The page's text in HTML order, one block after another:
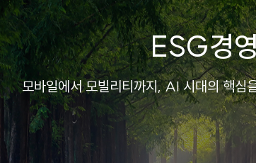
ESG경
모바일에서 모빌리티까지, AI 시대의 핵심